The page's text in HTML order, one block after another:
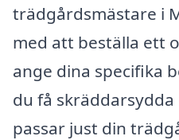
trädgårdsmästare i
med att beställa ett
ange dina specifika
du få
passar just din